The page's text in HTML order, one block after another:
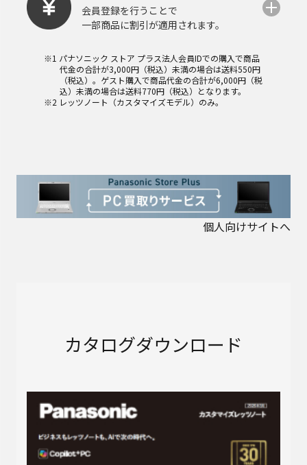
会員登録を行うことで
一部商品に割引が適用されます。
※1 パナソニック ストア プラス法人会員IDでの購入で商品
代金の合計が3,000円（税込）未満の場合は送料550円
（税込）。ゲスト購入で商品代金の合計が6,000円（税
込）未満の場合は送料770円（税込）となります。
※2 レッツノート（カスタマイズモデル）のみ。
個人向けサイトへ
カタログダウンロード